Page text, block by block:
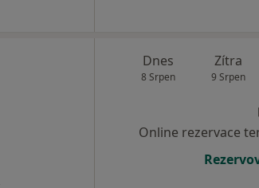
Dnes
8 Srpen
Zítra
9 Srpen
Online rezervace